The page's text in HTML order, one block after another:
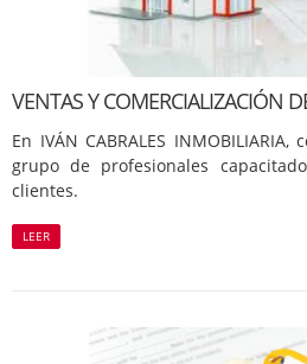
VENTAS Y COMERCIALIZACIÓN
En IVÁN CABRALES
grupo de profesionales
clientes.
LEER